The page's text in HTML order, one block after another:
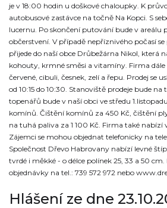
je v 18:00 hodin u doškové chaloupky. K
autobusové zastávce na točně Na Kopci. S
lucernu. Po skončení putování bude v
občerstvení. V případě nepříznivého počasí
přijede do naší obce Drůbežárna Nikol, která
kohouty, krmné směsi a vitamíny. Firma
červené, cibuli, česnek, zelí a řepu. Prodej se
od 10:15 do 10:30. Stanoviště prodeje bude
topenářů bude v naší obci ve středu
komínů. Čištění komínů za 450 Kč, čištění
na tuhá paliva za 1 100 Kč. Firma také
Zájemci se mohou objednat telefonicky na
Společnost Dřevo Habrovany nabízí levné
tvrdé i měkké - o délce polínek 25, 33 a 50
objednávky na tel.: 739 572 972 nebo
Hlášení ze dne